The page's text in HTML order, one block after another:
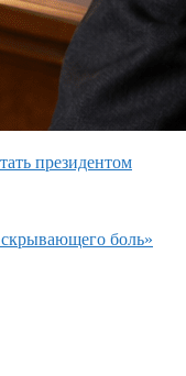
президентом
боль»